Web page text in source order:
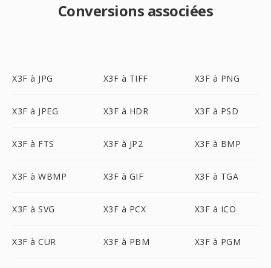
Conversions associées
X3F à JPG X3F à TIFF X3F à PNG
X3F à JPEG X3F à HDR X3F à PSD
X3F à FTS X3F à JP2 X3F à BMP
X3F à WBMP X3F à GIF X3F à TGA
X3F à SVG X3F à PCX X3F à ICO
X3F à CUR X3F à PBM X3F à PGM